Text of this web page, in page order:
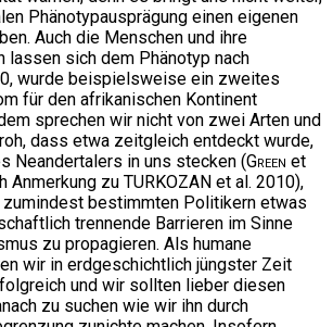
Phänotypausprägung einen eigenen
Auch die Menschen und ihre
lassen sich dem Phänotyp nach
wurde beispielsweise ein zweites
für den afrikanischen Kontinent
sprechen wir nicht von zwei Arten und
dass etwa zeitgleich entdeckt wurde,
Neandertalers in uns stecken (Green et
Anmerkung zu TURKOZAN et al. 2010),
bestimmten Politikern etwas
trennende Barrieren im Sinne
zu propagieren. Als humane
wir in erdgeschichtlich jüngster Zeit
und wir sollten lieber diesen
zu suchen wie wir ihn durch